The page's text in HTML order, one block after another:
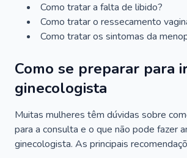
Como tratar a falta de libido?
Como tratar o ressecamento
Como tratar os sintomas da
Como se preparar para
ginecologista
Muitas mulheres têm dúvidas sobre
para a consulta e o que não pode fazer
ginecologista. As principais